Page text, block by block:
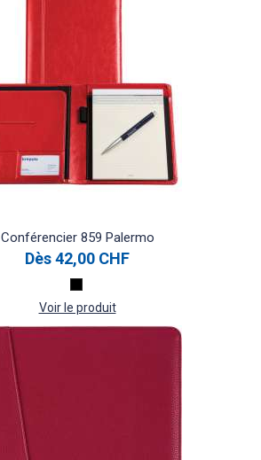
Conférencier 859 Palermo
Dès42,00 CHF
Voir le produit